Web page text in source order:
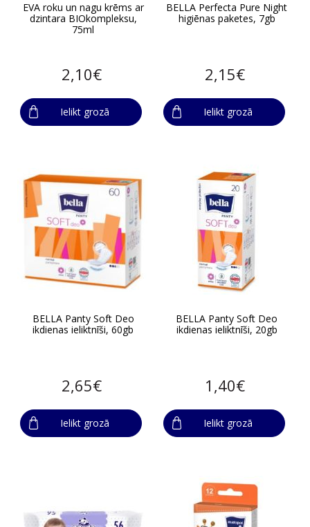
EVA roku un nagu krēms ar
dzintara BIOkompleksu,
75ml
2,10€
Ielikt grozā
BELLA Perfecta Pure Night
higiēnas paketes, 7gb
2,15€
Ielikt grozā
BELLA Panty Soft Deo
ikdienas ieliktnīši, 60gb
2,65€
Ielikt grozā
BELLA Panty Soft Deo
ikdienas ieliktnīši, 20gb
1,40€
Ielikt grozā